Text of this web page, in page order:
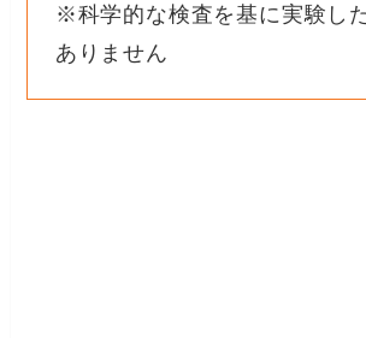
※科学的な検査を基に実験し
ありません